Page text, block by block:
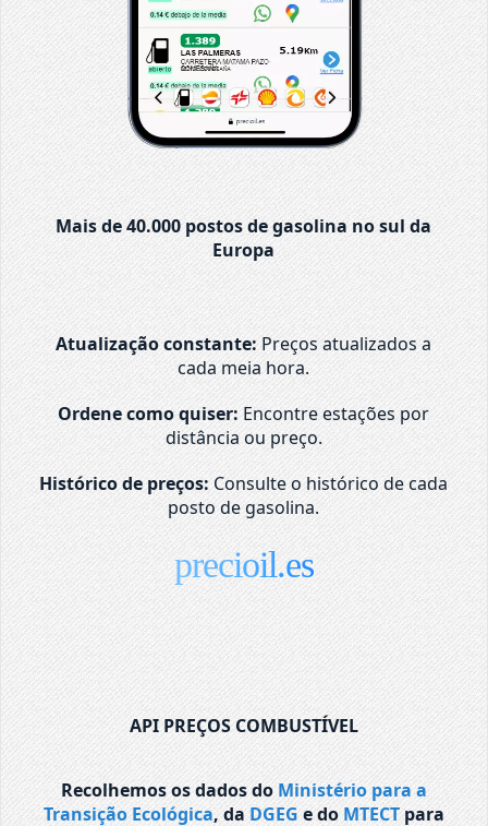
Mais de 40.000 postos de gasolina no sul da
Europa
Atualização constante: Preços atualizados a
cada meia hora.
Ordene como quiser: Encontre estações por
distância ou preço.
Histórico de preços: Consulte o histórico de cada
posto de gasolina.
precioil.es
API PREÇOS COMBUSTÍVEL
Recolhemos os dados do Ministério para a
Transição Ecológica, da DGEG e do MTECTpara